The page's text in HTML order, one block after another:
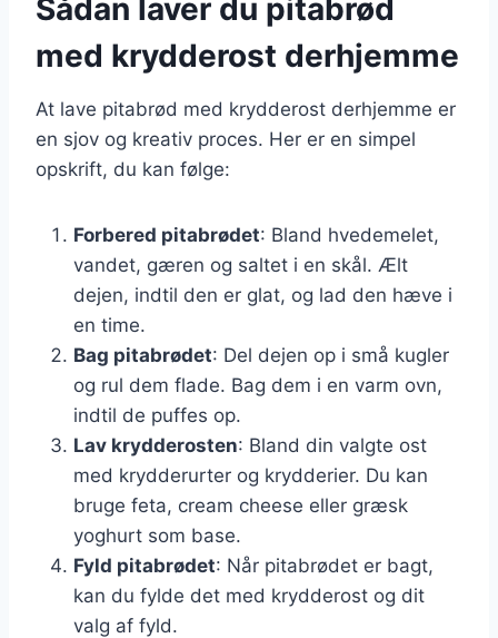
Sådan laver du pitabrød
med krydderost derhjemme
At lave pitabrød med krydderost derhjemme er
en sjov og kreativ proces. Her er en simpel
opskrift, du kan følge:
Forbered pitabrødet: Bland hvedemelet,
vandet, gæren og saltet i en skål. Ælt
dejen, indtil den er glat, og lad den hæve i
en time.
Bag pitabrødet: Del dejen op i små kugler
og rul dem flade. Bag dem i en varm ovn,
indtil de puffes op.
Lav krydderosten: Bland din valgte ost
med krydderurter og krydderier. Du kan
bruge feta, cream cheese eller græsk
yoghurt som base.
Fyld pitabrødet: Når pitabrødet er bagt,
kan du fylde det med krydderost og dit
valg af fyld.